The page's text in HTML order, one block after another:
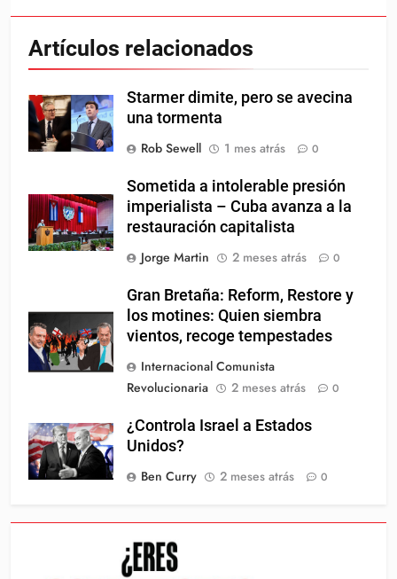
Artículos relacionados
Starmer dimite, pero se avecina
una tormenta
Rob Sewell
1 mes atrás 0
Sometida a intolerable presión
imperialista – Cuba avanza a la
restauración capitalista
Jorge Martin
2 meses atrás 0
Gran Bretaña: Reform, Restore y
los motines: Quien siembra
vientos, recoge tempestades
Internacional Comunista
Revolucionaria
2 meses atrás 0
¿Controla Israel a Estados
Unidos?
Ben Curry
2 meses atrás 0